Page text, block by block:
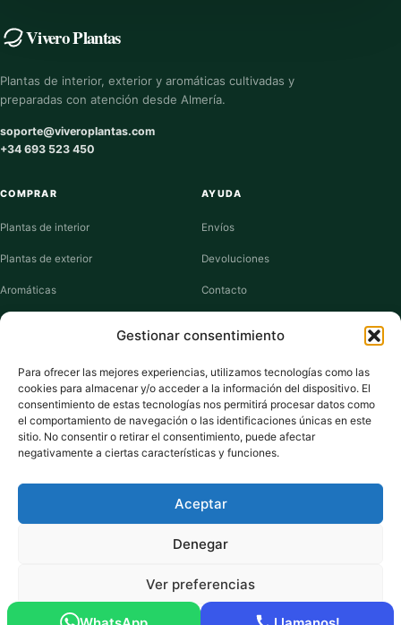
Gestionar consentimiento
Para ofrecer las mejores experiencias, utilizamos tecnologías como las
cookies para almacenar y/o acceder a la información del dispositivo. El
consentimiento de estas tecnologías nos permitirá procesar datos como
el comportamiento de navegación o las identificaciones únicas en este
sitio. No consentir o retirar el consentimiento, puede afectar
negativamente a ciertas características y funciones.
Aceptar
Denegar
Ver preferencias
Vivero Plantas
Plantas de interior, exterior y aromáticas cultivadas y
preparadas con atención desde Almería.
soporte@viveroplantas.com
+34 693 523 450
COMPRAR
Plantas de interior
Plantas de exterior
Aromáticas
Suculentas
AYUDA
Envíos
Devoluciones
Contacto
VIVERO PLANTAS
Sobre nosotros
Puntos y recompensas
Cookies
Pago seguro: Tarjeta de Crédito / Débito Amazon Pay Klarna Link